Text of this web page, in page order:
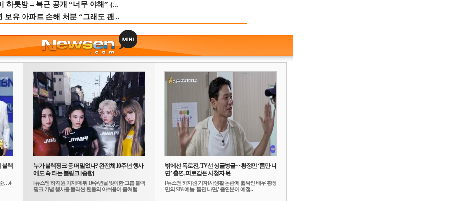
하룻밤→복근 공개 “너무 야해” (...
보유 아파트 손해 처분 “그래도 괜...
블랙
…4
누가 블랙핑크 등 떠밀었나? 완전체 10주년 행사
에도 속 타는 블링크 [종합]
[뉴스엔 하지원 기자]데뷔 10주년을 맞이한 그룹 블랙
핑크 기념 행사를 둘러싼 팬들의 아쉬움이 좀처럼
밖에선 폭로전, TV선 싱글벙글‥황정민 ‘틈만 나
면’ 출연, 피로감은 시청자 몫
[뉴스엔 하지원 기자]사생활 논란에 휩싸인 배우 황정
민의 SBS 예능 '틈만 나면,' 출연분이 예정...